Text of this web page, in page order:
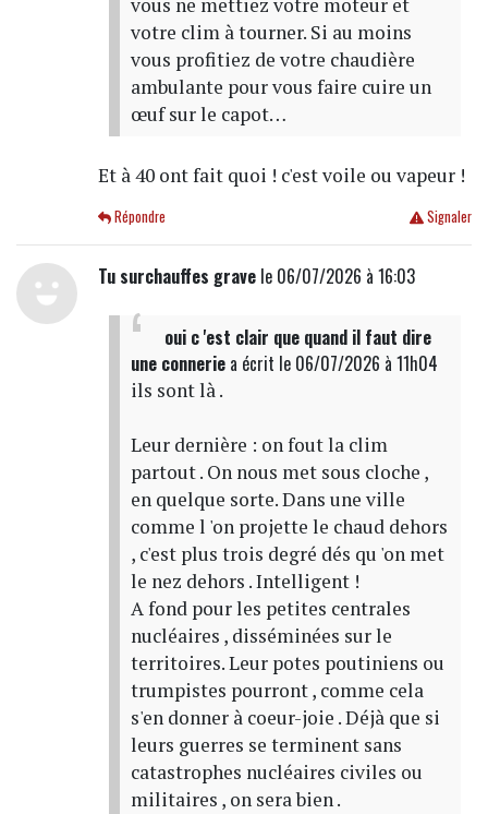
vous ne mettiez votre moteur et
votre clim à tourner. Si au moins
vous profitiez de votre chaudière
ambulante pour vous faire cuire un
œuf sur le capot…
Et à 40 ont fait quoi ! c'est voile ou vapeur !
Signaler
Répondre
Tu surchauffes gravele 06/07/2026 à 16:03
oui c 'est clair que quand il faut dire
une conneriea écrit le 06/07/2026 à 11h04
ils sont là .
Leur dernière : on fout la clim
partout . On nous met sous cloche ,
en quelque sorte. Dans une ville
comme l 'on projette le chaud dehors
, c'est plus trois degré dés qu 'on met
le nez dehors . Intelligent !
A fond pour les petites centrales
nucléaires , disséminées sur le
territoires. Leur potes poutiniens ou
trumpistes pourront , comme cela
s'en donner à coeur-joie . Déjà que si
leurs guerres se terminent sans
catastrophes nucléaires civiles ou
militaires , on sera bien .